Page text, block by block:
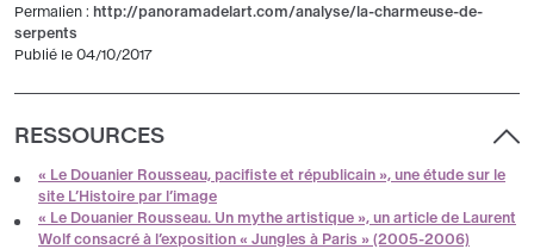
Permalien : http://panoramadelart.com/analyse/la-charmeuse-de-
serpents
Publié le 04/10/2017
RESSOURCES
« Le Douanier Rousseau, pacifiste et républicain », une étude sur le
site L’Histoire par l’image
« Le Douanier Rousseau. Un mythe artistique », un article de Laurent
Wolf consacré à l’exposition « Jungles à Paris » (2005-2006)